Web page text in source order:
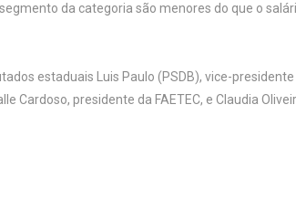
da categoria são menores do que o
estaduais Luis Paulo (PSDB), vice-presidente
Cardoso, presidente da FAETEC, e Claudia